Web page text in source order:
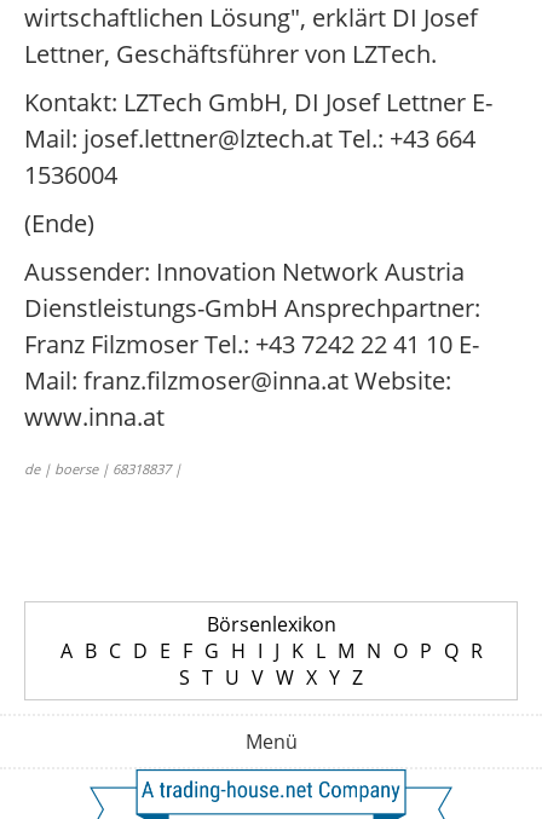
wirtschaftlichen Lösung", erklärt DI Josef
Lettner, Geschäftsführer von LZTech.
Kontakt: LZTech GmbH, DI Josef Lettner E-
Mail: josef.lettner@lztech.at Tel.: +43 664
1536004
(Ende)
Aussender: Innovation Network Austria
Dienstleistungs-GmbH Ansprechpartner:
Franz Filzmoser Tel.: +43 7242 22 41 10 E-
Mail: franz.filzmoser@inna.at Website:
www.inna.at
de | boerse | 68318837 |
Börsenlexikon
A B C D E F G H I J K L M N O P Q R
S T U V W X Y Z
Menü